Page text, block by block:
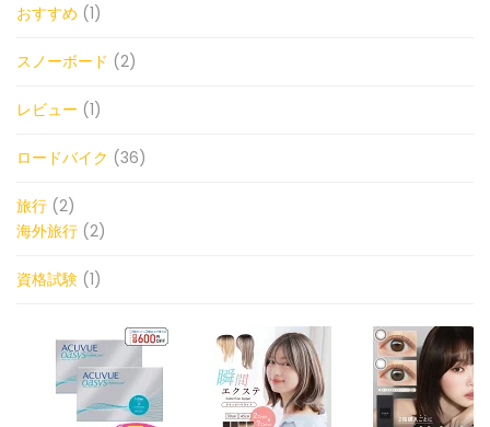
おすすめ (1)
スノーボード (2)
レビュー (1)
ロードバイク (36)
旅行 (2)
海外旅行 (2)
資格試験 (1)